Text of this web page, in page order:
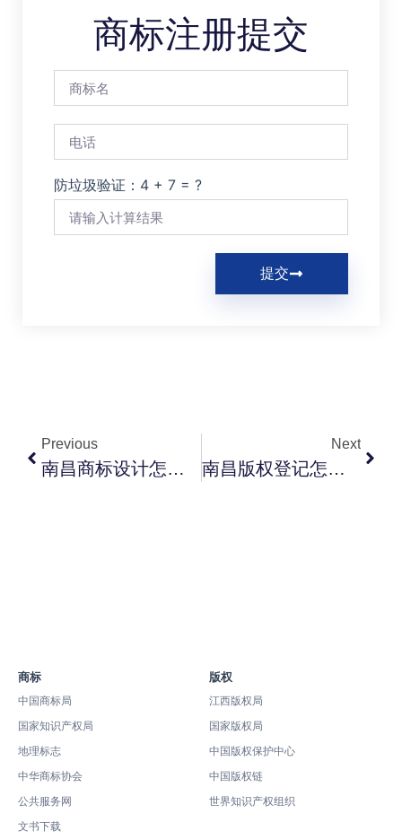
商标注册提交
防垃圾验证：4 + 7 = ?
提交
Previous
南昌商标设计怎么做才适合注册？Logo定稿前的查重与类别清单
Next
南昌版权登记怎么准备材料？Logo、包装、软件著作权申请前清单
商标
中国商标局
国家知识产权局
地理标志
中华商标协会
公共服务网
文书下载
版权
江西版权局
国家版权局
中国版权保护中心
中国版权链
世界知识产权组织